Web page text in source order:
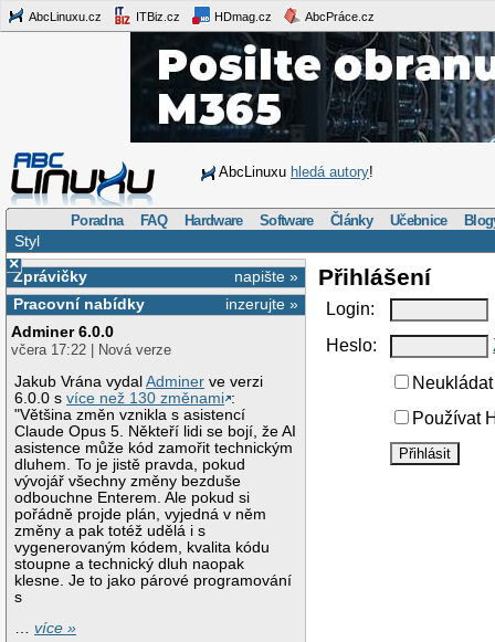
AbcLinuxu.cz ITBiz.cz HDmag.cz AbcPráce.cz
AbcLinuxu hledá autory!
Poradna FAQ Hardware Software Články Učebnice
Styl
×
napište »
Zprávičky
inzerujte »
Pracovní nabídky
Adminer 6.0.0
včera 17:22 | Nová verze
Jakub Vrána vydalAdminer ve verzi
6.0.0 svíce než 130 změnami :
"Většina změn vznikla s asistencí
Claude Opus 5. Někteří lidi se bojí, že AI
asistence může kód zamořit technickým
dluhem. To je jistě pravda, pokud
vývojář všechny změny bezduše
odbouchne Enterem. Ale pokud si
pořádně projde plán, vyjedná v něm
změny a pak totéž udělá i s
vygenerovaným kódem, kvalita kódu
stoupne a technický dluh naopak
klesne. Je to jako párové programování
s
…více »
Přihlášení
Login:
Heslo:
Používat